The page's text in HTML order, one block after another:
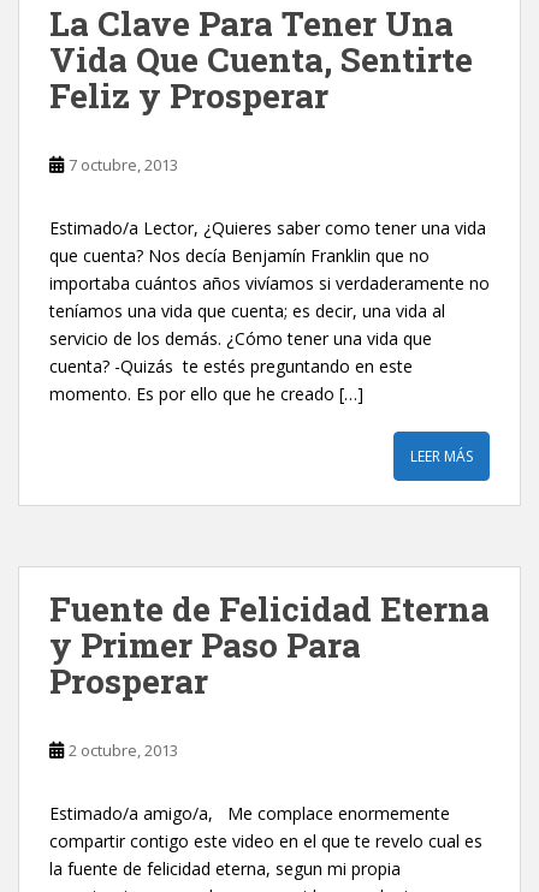
La Clave Para Tener Una
Vida Que Cuenta, Sentirte
Feliz y Prosperar
7 octubre, 2013
Estimado/a Lector, ¿Quieres saber como tener una vida
que cuenta? Nos decía Benjamín Franklin que no
importaba cuántos años vivíamos si verdaderamente no
teníamos una vida que cuenta; es decir, una vida al
servicio de los demás. ¿Cómo tener una vida que
cuenta? -Quizás te estés preguntando en este
momento. Es por ello que he creado […]
LEER MÁS
Fuente de Felicidad Eterna
y Primer Paso Para
Prosperar
2 octubre, 2013
Estimado/a amigo/a, Me complace enormemente
compartir contigo este video en el que te revelo cual es
la fuente de felicidad eterna, segun mi propia